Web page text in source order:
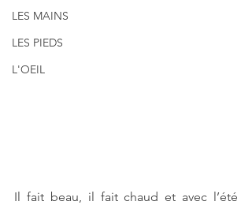
LES MAINS
LES PIEDS
L'OEIL
Il fait beau, il fait chaud et avec l’été